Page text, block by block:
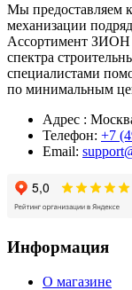
Мы предоставляем
механизации
Ассортимент ЗИОН
спектра
специалистами
по минимальным
Адрес :
Телефон: +7
Email:
Информация
О магазине